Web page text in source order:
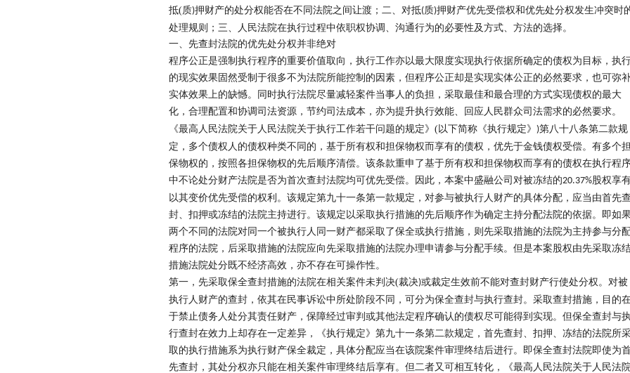
抵(质)押财产的处分权能否在不同法院之间让渡；二、对抵(质)押财产优先受偿权和优先处分权发生冲突时
处理规则；三、人民法院在执行过程中依职权协调、沟通行为的必要性及方式、方法的选择。
一、先查封法院的优先处分权并非绝对
程序公正是强制执行程序的重要价值取向，执行工作亦以最大限度实现执行依据所确定的债权为目标，执
的现实效果固然受制于很多不为法院所能控制的因素，但程序公正却是实现实体公正的必然要求，也可弥
实体效果上的缺憾。同时执行法院尽量减轻案件当事人的负担，采取最佳和最合理的方式实现债权的最大
化，合理配置和协调司法资源，节约司法成本，亦为提升执行效能、回应人民群众司法需求的必然要求。
《最高人民法院关于人民法院关于执行工作若干问题的规定》 (以下简称《执行规定》 )第八十八条第二款规
定，多个债权人的债权种类不同的，基于所有权和担保物权而享有的债权，优先于金钱债权受偿。有多个担
保物权的，按照各担保物权的先后顺序清偿。该条款重申了基于所有权和担保物权而享有的债权在执行程
中不论处分财产法院是否为首次查封法院均可优先受偿。因此，本案中盛融公司对被冻结的20.37%股权享
以其变价优先受偿的权利。该规定第九十一条第一款规定，对参与被执行人财产的具体分配，应当由首先查
封、扣押或冻结的法院主持进行。该规定以采取执行措施的先后顺序作为确定主持分配法院的依据。即如
两个不同的法院对同一个被执行人同一财产都采取了保全或执行措施，则先采取措施的法院为主持参与分
程序的法院，后采取措施的法院应向先采取措施的法院办理申请参与分配手续。但是本案股权由先采取冻
措施法院处分既不经济高效，亦不存在可操作性。
第一，先采取保全查封措施的法院在相关案件未判决(裁决)或裁定生效前不能对查封财产行使处分权。对被
执行人财产的查封，依其在民事诉讼中所处阶段不同，可分为保全查封与执行查封。采取查封措施，目的
于禁止债务人处分其责任财产，保障经过审判或其他法定程序确认的债权尽可能得到实现。但保全查封与
行查封在效力上却存在一定差异，《执行规定》第九十一条第二款规定，首先查封、扣押、冻结的法院所
取的执行措施系为执行财产保全裁定，具体分配应当在该院案件审理终结后进行。即保全查封法院即使为
先查封，其处分权亦只能在相关案件审理终结后享有。但二者又可相互转化，《最高人民法院关于人民法